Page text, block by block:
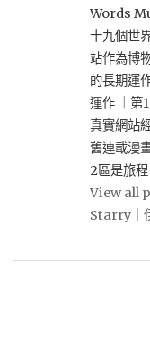
Words
十九個世
站作為博
的長期運
運作 ｜第
真實網站
舊連載漫
2區是旅程
View all
Starry｜